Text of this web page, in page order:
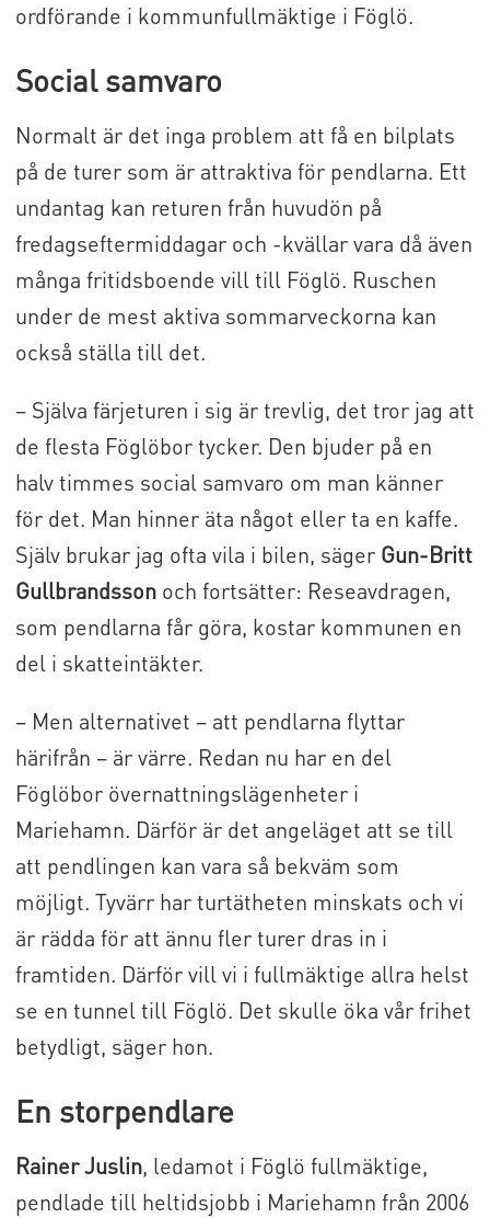
ordförande i kommunfullmäktige i Föglö.
Social samvaro
Normalt är det inga problem att få en bilplats
på de turer som är attraktiva för pendlarna. Ett
undantag kan returen från huvudön på
fredagseftermiddagar och -kvällar vara då även
många fritidsboende vill till Föglö. Ruschen
under de mest aktiva sommarveckorna kan
också ställa till det.
– Själva färjeturen i sig är trevlig, det tror jag att
de flesta Föglöbor tycker. Den bjuder på en
halv timmes social samvaro om man känner
för det. Man hinner äta något eller ta en kaffe.
Själv brukar jag ofta vila i bilen, säger Gun-Britt
Gullbrandsson och fortsätter: Reseavdragen,
som pendlarna får göra, kostar kommunen en
del i skatteintäkter.
– Men alternativet – att pendlarna flyttar
härifrån – är värre. Redan nu har en del
Föglöbor övernattningslägenheter i
Mariehamn. Därför är det angeläget att se till
att pendlingen kan vara så bekväm som
möjligt. Tyvärr har turtätheten minskats och vi
är rädda för att ännu fler turer dras in i
framtiden. Därför vill vi i fullmäktige allra helst
se en tunnel till Föglö. Det skulle öka vår frihet
betydligt, säger hon.
En storpendlare
Rainer Juslin, ledamot i Föglö fullmäktige,
pendlade till heltidsjobb i Mariehamn från 2006